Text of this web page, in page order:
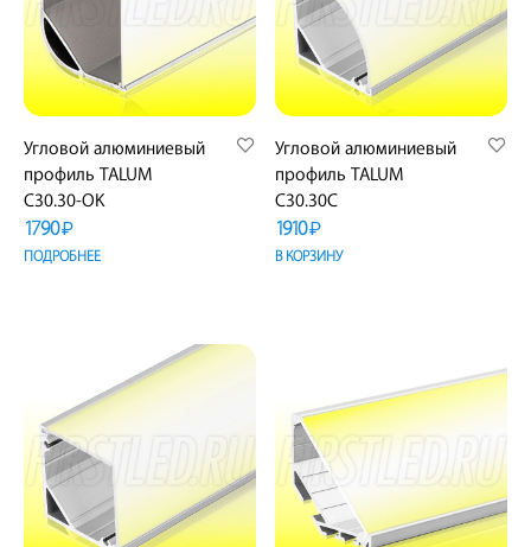
Угловой алюминиевый
профиль TALUM
C30.30-OK
1790₽
ПОДРОБНЕЕ
Угловой алюминиевый
профиль TALUM
C30.30C
1910₽
В КОРЗИНУ